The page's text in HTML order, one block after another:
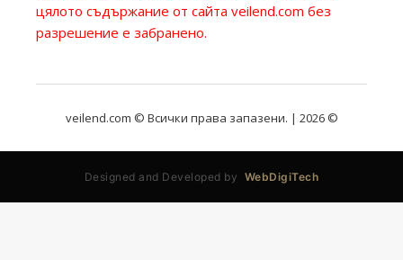
цялото съдържание от сайта veilend.com без
разрешение е забранено.
veilend.com © Всички права запазени. | 2026 ©
Designed and Developed by WebDigiTech